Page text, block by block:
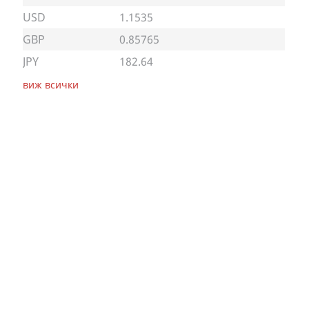
USD
1.1535
GBP
0.85765
JPY
182.64
виж всички